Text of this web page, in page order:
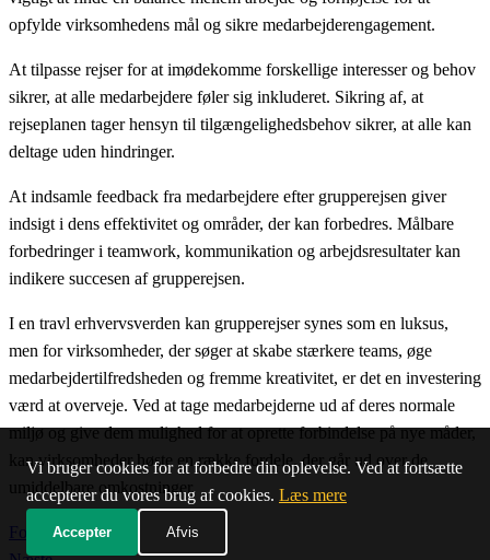
opfylde virksomhedens mål og sikre medarbejderengagement.
At tilpasse rejser for at imødekomme forskellige interesser og behov
sikrer, at alle medarbejdere føler sig inkluderet. Sikring af, at
rejseplanen tager hensyn til tilgængelighedsbehov sikrer, at alle kan
deltage uden hindringer.
At indsamle feedback fra medarbejdere efter grupperejsen giver
indsigt i dens effektivitet og områder, der kan forbedres. Målbare
forbedringer i teamwork, kommunikation og arbejdsresultater kan
indikere succesen af grupperejsen.
I en travl erhvervsverden kan grupperejser synes som en luksus,
men for virksomheder, der søger at skabe stærkere teams, øge
medarbejdertilfredsheden og fremme kreativitet, er det en investering
værd at overveje. Ved at tage medarbejderne ud af deres normale
miljø og give dem mulighed for at oprette forbindelse på nye måder,
kan virksomheder høste en række fordele, der går ud over de
umiddelbare omkostninger.
Forrige
Vi bruger cookies for at forbedre din oplevelse. Ved at fortsætte
accepterer du vores brug af cookies. Læs mere
Accepter Afvis